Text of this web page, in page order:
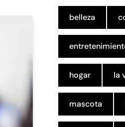
belleza
hogar la
mascota